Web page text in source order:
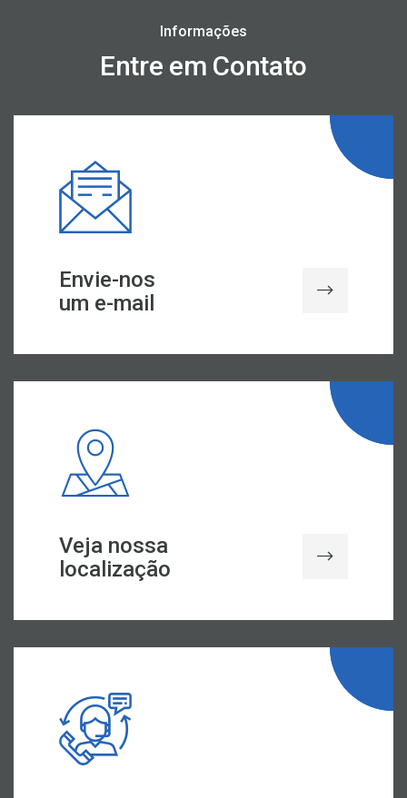
Informações
Entre em Contato
Envie-nos
um e-mail
Veja nossa
localização